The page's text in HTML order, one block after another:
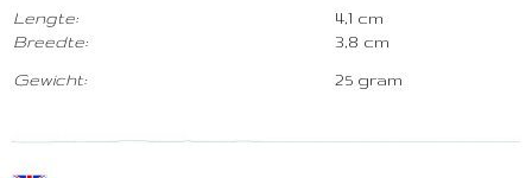
Lengte:
Breedte:
Gewicht:
4,1 cm
3,8 cm
25 gram